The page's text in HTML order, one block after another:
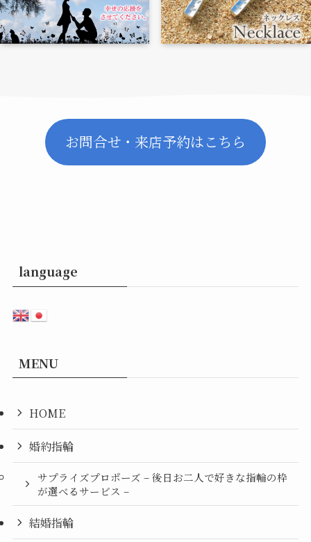
お問合せ・来店予約はこちら
language
MENU
HOME
婚約指輪
サプライズプロポーズ – 後日お二人で好きな指輪の枠
が選べるサービス –
結婚指輪